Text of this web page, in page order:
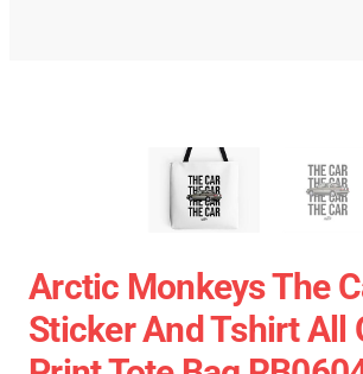
Arctic Monkeys The
Sticker And Tshirt All